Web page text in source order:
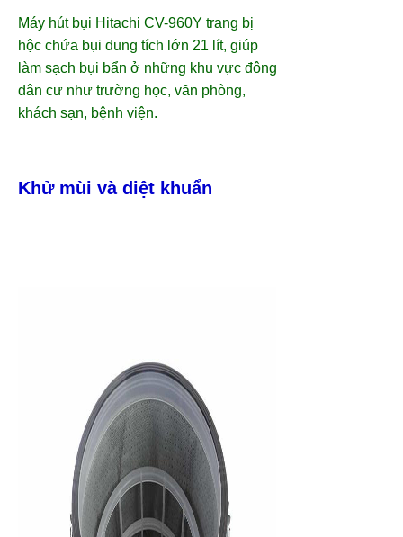
Máy hút bụi Hitachi CV-960Y trang bị
hộc chứa bụi dung tích lớn 21 lít, giúp
làm sạch bụi bẩn ở những khu vực đông
dân cư như trường học, văn phòng,
khách sạn, bệnh viện.
Khử mùi và diệt khuẩn